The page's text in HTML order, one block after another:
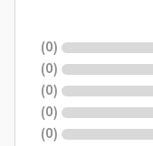
(
0
)
(
0
)
(
0
)
(
0
)
(
0
)